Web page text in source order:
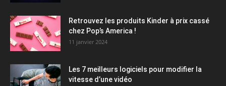
Retrouvez les produits Kinder à prix cassé
chez Pop’s America !
11 janvier 2024
Les 7 meilleurs logiciels pour modifier la
vitesse d’une vidéo